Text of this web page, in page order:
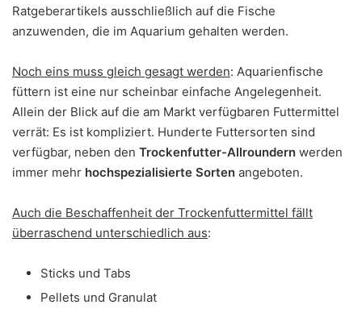
Ratgeberartikels ausschließlich auf die Fische
anzuwenden, die im Aquarium gehalten werden.
Noch eins muss gleich gesagt werden: Aquarienfische
füttern ist eine nur scheinbar einfache Angelegenheit.
Allein der Blick auf die am Markt verfügbaren Futtermittel
verrät: Es ist kompliziert. Hunderte Futtersorten sind
verfügbar, neben den Trockenfutter-Allroundern werden
immer mehr hochspezialisierte Sorten angeboten.
Auch die Beschaffenheit der Trockenfuttermittel fällt
überraschend unterschiedlich aus:
Sticks und Tabs
Pellets und Granulat